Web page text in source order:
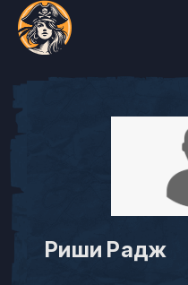
Риши Радж